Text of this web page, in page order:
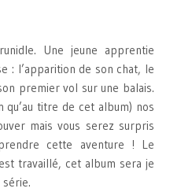
Une jeune apprentie
: l’apparition de son chat, le
premier vol sur une balais.
qu’au titre de cet album) nos
mais vous serez surpris
cette aventure ! Le
travaillé, cet album sera je